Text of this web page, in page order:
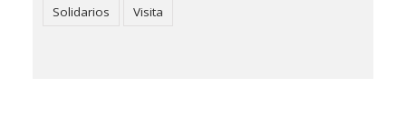
Solidarios
Visita